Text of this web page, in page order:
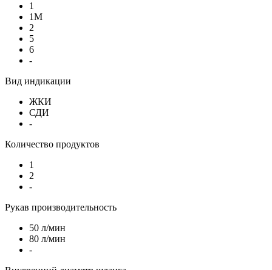
1
1М
2
5
6
-
Вид индикации
ЖКИ
СДИ
-
Количество продуктов
1
2
-
Рукав производительность
50 л/мин
80 л/мин
-